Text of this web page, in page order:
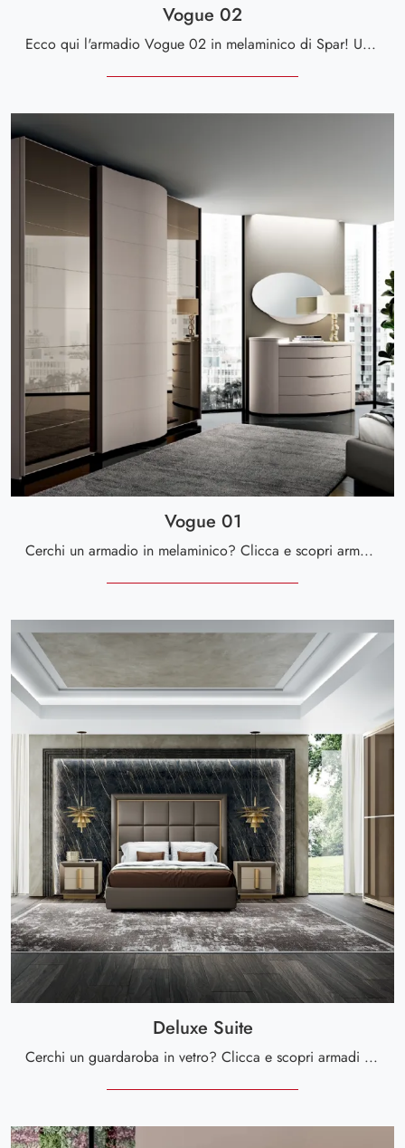
Vogue 02
Ecco qui l'armadio Vogue 02 in melaminico di Spar! Un ricco catalogo di armadi a muro con ante scorrevoli.
Vogue 01
Cerchi un armadio in melaminico? Clicca e scopri armadiature a muro con ante scorrevoli di Spar.
Deluxe Suite
Cerchi un guardaroba in vetro? Clicca e scopri armadi a muro con ante scorrevoli di Spar.